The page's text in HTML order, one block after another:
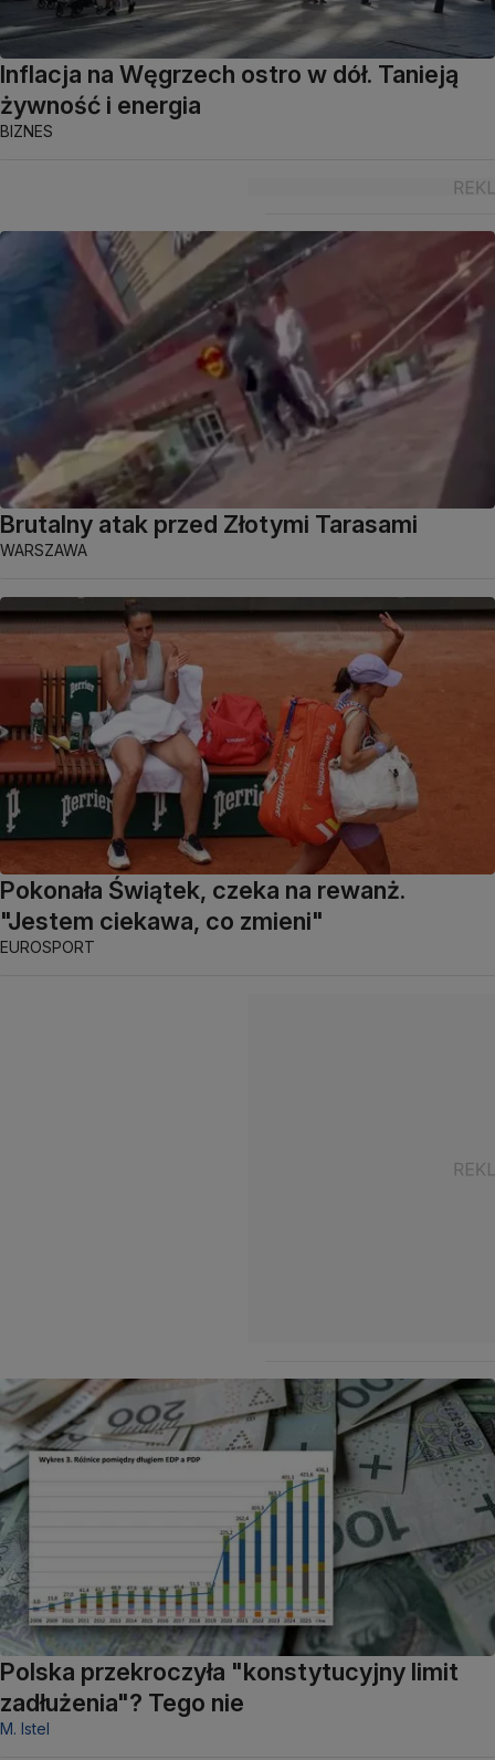
Inflacja na Węgrzech ostro w dół. Tanieją
żywność i energia
BIZNES
Brutalny atak przed Złotymi Tarasami
WARSZAWA
Pokonała Świątek, czeka na rewanż.
"Jestem ciekawa, co zmieni"
EUROSPORT
Polska przekroczyła "konstytucyjny limit
zadłużenia"? Tego nie
M. Istel